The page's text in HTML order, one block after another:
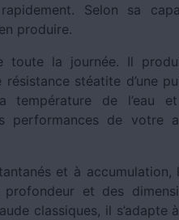
rapidement. Selon sa
produire.
toute la journée. Il
stéatite d’une
température de l’eau
performances de votre
et à accumulation,
et des
classiques, il s’adapte